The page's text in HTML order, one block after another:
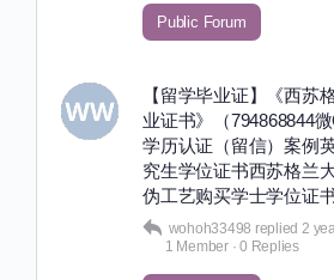
Public Forum
【留学毕业证】《西苏
业证书》（794868844
学历认证（留信）案例
究生学位证书西苏格兰
伪工艺购买学士学位证
wohoh33498 replied 2
1 Member · 0 Replies